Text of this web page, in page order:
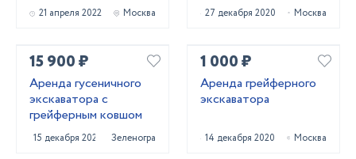
21 апреля 2022 Москва 27 декабря 2020 Москва
15 900 ₽
Аренда гусеничного
экскаватора с
грейферным ковшом
15 декабря 2020 Зеленоград
1 000 ₽
Аренда грейферного
экскаватора
14 декабря 2020 Москва